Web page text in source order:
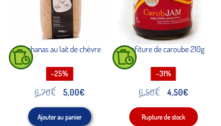
-25%
Trachanas au lait de chèvre
6,70€
Le
prix
initial
5,00€
prix
actuel
Ajouter au panier
-31%
Confiture de caroube 210g
6,50€
Le
prix
initial
4,50€
prix
actuel